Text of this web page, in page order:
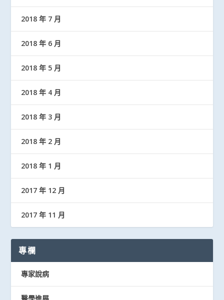
2018 年 7 月
2018 年 6 月
2018 年 5 月
2018 年 4 月
2018 年 3 月
2018 年 2 月
2018 年 1 月
2017 年 12 月
2017 年 11 月
專欄
專家說病